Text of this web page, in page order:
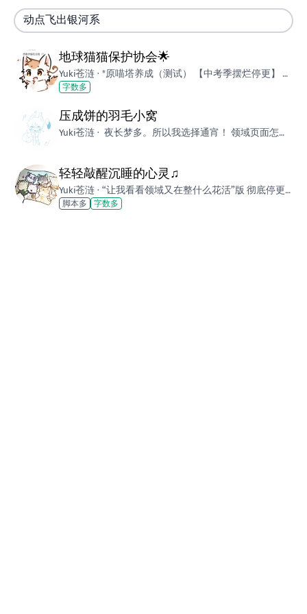
地球猫猫保护协会🌟
Yuki苍涟· *原喵塔养成（测试） 【中考季摆烂停更】 感谢[链接]以及[链接]为剧本做出的贡献ouo 感谢[链接]老师提供的部分文案 谢谢各位的游玩 一些乱七八糟的纪念品发放中 没什么功能的破烂养成，想进就进罢 图源暂时来自网络 [图片]
字数多
压成饼的羽毛小窝
Yuki苍涟· 夜长梦多。所以我选择通宵！ 领域页面怎么变成这样了好神秘！？我不会用啊！！ 总之想给自己弄一个私人领域所以做了吧！！ [图片]话又说回来到底怎么弄啊？！好高级完全不会玩！！ 页面里bgm怎么弄的根本找不到插入啊（无糖全麦面包尖叫） 看不懂！！！好难玩！！！
轻轻敲醒沉睡的心灵♫
Yuki苍涟· “让我看看领域又在整什么花活”版 彻底停更的破剧本 感谢相遇，愿你晚安 [图片] 一个警告通知，但是二编 【避雷】猫界成员8216翼灵飞 在剧本飞灵将中恶意擦边飞鸟，群青，敲灵等剧本，且在其他成员与其交涉过程中避重就轻无中生有，采用关闭剧本发布，删评等方式回避问题。 同时，此成员曾私自将剧本NPC款冬月立绘用做头像 并且在我明确表示此NPC属我自家oc之后继续使用头像 现已将此成员逐出剧本 有异议可通过qq协商。 猫界成员6804谛听 恶意复制群青剧本源码并开源 且在群青评论区留下挑衅言论 并在多个剧本下恶意低分 此前该成员还曾有一设多卖的黑历史 现已逐出剧本。 评价是剧界该寄 随便怎么样吧 我退出 剧本开源关闭。 不出意外的话不会再更新了。 欢迎来到敲灵生成器♪（bu 勉强称得上是1.0版本了罢 虽然立绘还没画完（） 你是一只不知为何来到这片大陆的灵兽。在一只自称引领者的小猞猁带领下，你开始了在这里的旅途。 你为何会被召唤至此？接下来你的任务又是什么？而在这里平静的表象之下，又有怎样的暗流涌动呢？ 这一切，都等待着你的探索。 轻轻敲醒沉睡的心灵🎵 !原测试服请走这里[链接]
脚本多 字数多